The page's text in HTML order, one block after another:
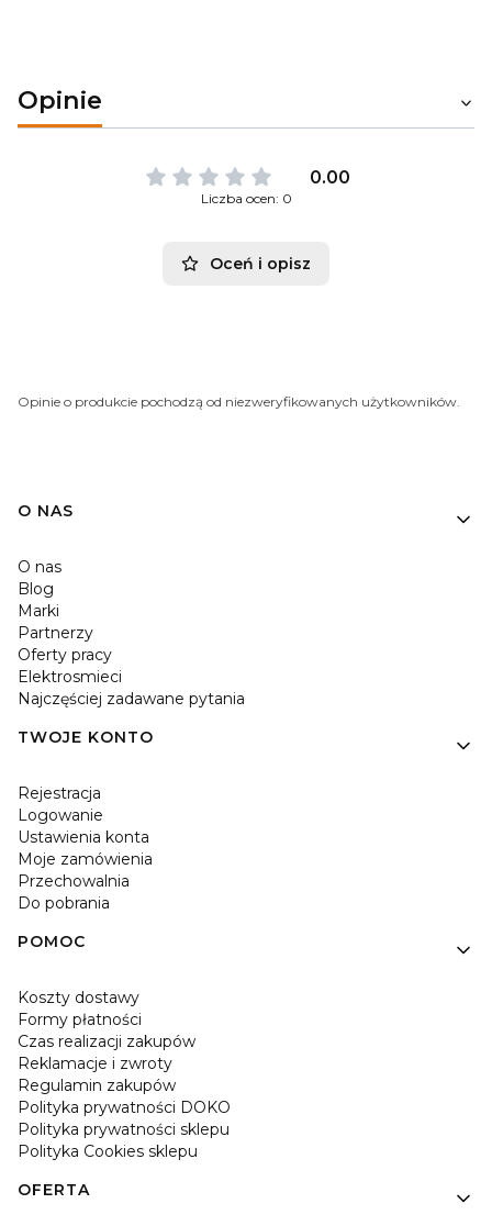
Opinie
0.00
Liczba ocen: 0
Oceń i opisz
Opinie o produkcie pochodzą od niezweryfikowanych użytkowników.
O NAS
O nas
Blog
Marki
Partnerzy
Oferty pracy
Elektrosmieci
Najczęściej zadawane pytania
TWOJE KONTO
Rejestracja
Logowanie
Ustawienia konta
Moje zamówienia
Przechowalnia
Do pobrania
POMOC
Koszty dostawy
Formy płatności
Czas realizacji zakupów
Reklamacje i zwroty
Regulamin zakupów
Polityka prywatności DOKO
Polityka prywatności sklepu
Polityka Cookies sklepu
OFERTA